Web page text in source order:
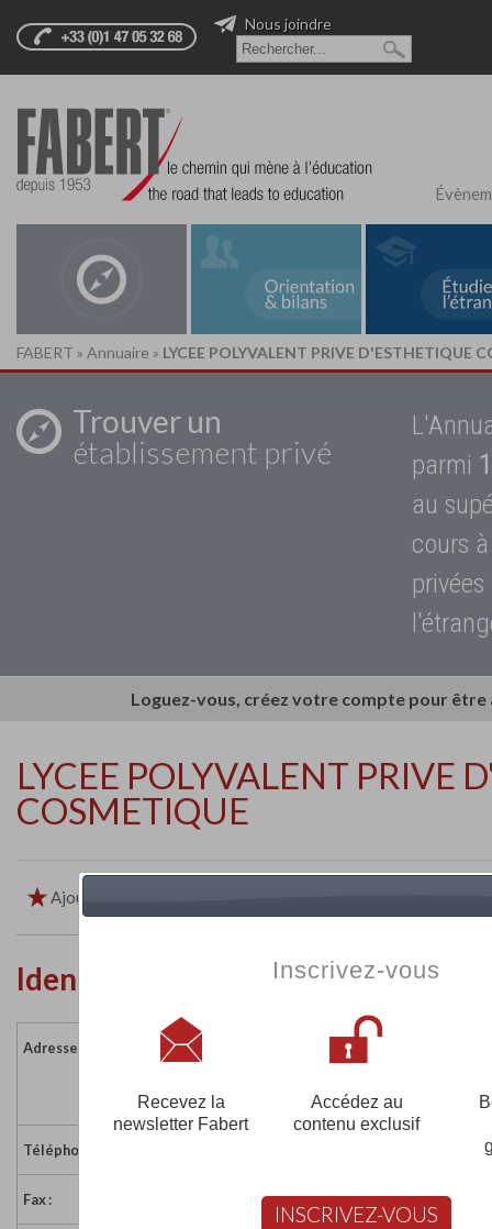
Nous joindre
FABERT » Annuaire » LYCEE POLYVALENT PRIVE D'ESTHETIQUE
Trouver un
établissement privé
parmi
au
cours
Loguez-vous, créez votre compte pour
LYCEE POLYVALENT PRIVE
COSMETIQUE
Ajouter aux favoris
Identité de l'établissement
Adresse :
49-51 rue Laponneraye
France
Téléphone :
Fax : 02 47 20 31 87
Inscrivez-vous
Recevez la
newsletter Fabert
Accédez au
contenu exclusif
INSCRIVEZ-VOUS